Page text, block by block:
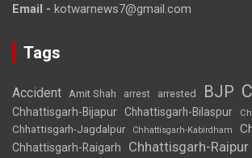
Email - kotwarnews7@gmail.com
Tags
Accident Amit Shah arrest arrested BJP
Chhattisgarh-Bijapur Chhattisgarh-Bilaspur
Chhattisgarh-Jagdalpur Chhattisgarh-Kabirdham
Chhattisgarh-Raigarh Chhattisgarh-Raipur